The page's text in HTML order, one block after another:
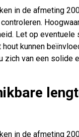
in de afmeting
Let op eventuele
kunnen
van een solide
in de afmeting